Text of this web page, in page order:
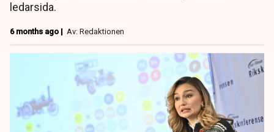
ledarsida.
6 months ago | Av: Redaktionen